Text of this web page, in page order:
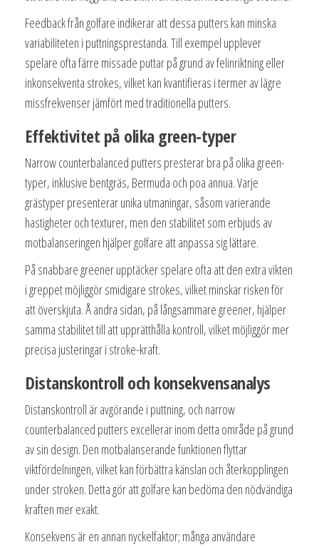
Feedback från golfare indikerar att dessa putters kan minska
variabiliteten i puttningsprestanda. Till exempel upplever
spelare ofta färre missade puttar på grund av felinriktning eller
inkonsekventa strokes, vilket kan kvantifieras i termer av lägre
missfrekvenser jämfört med traditionella putters.
Effektivitet på olika green-typer
Narrow counterbalanced putters presterar bra på olika green-
typer, inklusive bentgräs, Bermuda och poa annua. Varje
grästyper presenterar unika utmaningar, såsom varierande
hastigheter och texturer, men den stabilitet som erbjuds av
motbalanseringen hjälper golfare att anpassa sig lättare.
På snabbare greener upptäcker spelare ofta att den extra vikten
i greppet möjliggör smidigare strokes, vilket minskar risken för
att överskjuta. Å andra sidan, på långsammare greener, hjälper
samma stabilitet till att upprätthålla kontroll, vilket möjliggör mer
precisa justeringar i stroke-kraft.
Distanskontroll och konsekvensanalys
Distanskontroll är avgörande i puttning, och narrow
counterbalanced putters excellerar inom detta område på grund
av sin design. Den motbalanserande funktionen flyttar
viktfördelningen, vilket kan förbättra känslan och återkopplingen
under stroken. Detta gör att golfare kan bedöma den nödvändiga
kraften mer exakt.
Konsekvens är en annan nyckelfaktor; många användare